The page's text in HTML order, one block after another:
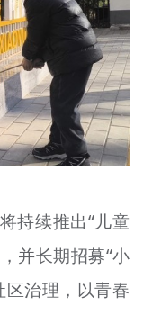
持续推出“儿童
并长期招募“小
区治理，以青春